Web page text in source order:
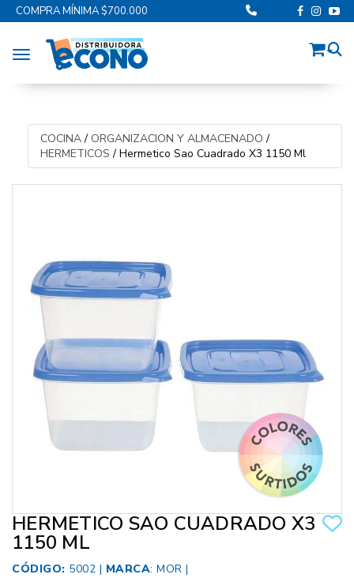
COMPRA MÍNIMA $700.000
Toggle navigation
COCINA/ ORGANIZACION Y ALMACENADO /
HERMETICOS / Hermetico Sao Cuadrado X3 1150 Ml
HERMETICO SAO CUADRADO X3
1150 ML
CÓDIGO: 5002 | MARCA: MOR |